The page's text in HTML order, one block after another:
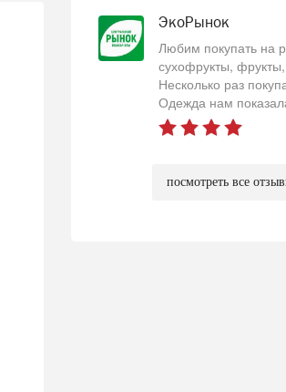
ЭкоРынок
Любим покупать на
сухофрукты,
Несколько раз
Одежда нам
посмотреть все